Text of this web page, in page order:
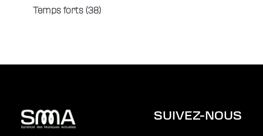
Temps forts (38)
SUIVEZ-NOUS